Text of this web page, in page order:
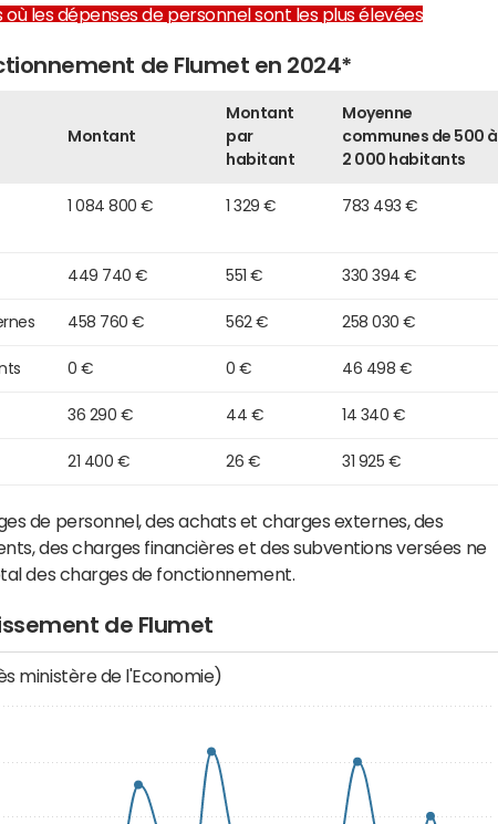
où les dépenses de personnel sont les plus élevées
de Flumet en 2024*
Montant
Montant
par
habitant
Moyenne
communes de 500 à
2 000 habitants
1 084 800 € 1 329 € 783 493 €
449 740 € 551 € 330 394 €
458 760 € 562 € 258 030 €
0 € 0 € 46 498 €
36 290 € 44 € 14 340 €
21 400 € 26 € 31 925 €
de personnel, des achats et charges externes, des
des charges financières et des subventions versées ne
des charges de fonctionnement.
de Flumet
ministère de l'Economie)